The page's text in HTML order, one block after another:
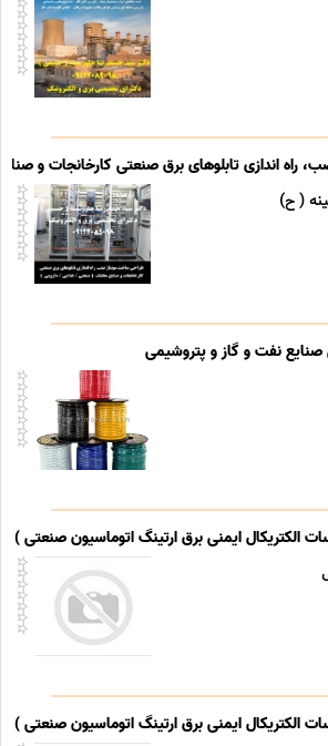
راه اندازی تابلوهای برق صنعتی کارخانجات و
( ح)
نفت و گاز و پتروشیمی
الکتریکال ایمنی برق ارتینگ اتوماسیون صنعتی )
الکتریکال ایمنی برق ارتینگ اتوماسیون صنعتی )